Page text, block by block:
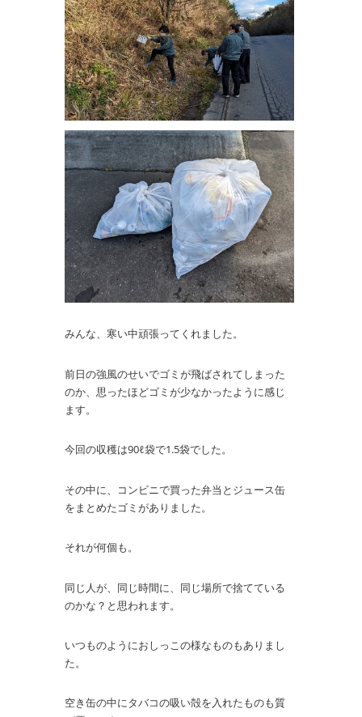
みんな、寒い中頑張ってくれました。
前日の強風のせいでゴミが飛ばされてしまった
のか、思ったほどゴミが少なかったように感じ
ます。
今回の収穫は90ℓ袋で1.5袋でした。
その中に、コンビニで買った弁当とジュース缶
をまとめたゴミがありました。
それが何個も。
同じ人が、同じ時間に、同じ場所で捨てている
のかな？と思われます。
いつものようにおしっこの様なものもありまし
た。
空き缶の中にタバコの吸い殻を入れたものも質